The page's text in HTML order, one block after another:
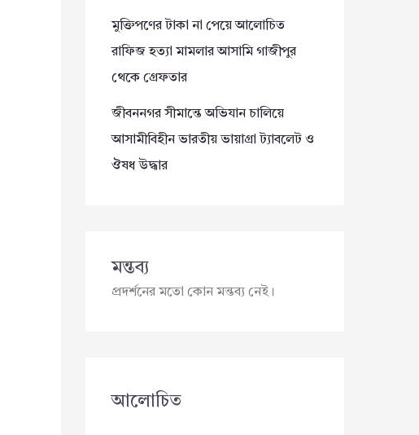
মুক্তিপণের টাকা না পেয়ে আলোচিত
রাফিজ হত্যা মামলার আসামি গাজীপুর
থেকে গ্রেফতার
জীবননগর সীমান্তে অভিযান চালিয়ে
আসামীবিহীন ভারতীয় ভায়াগ্রা ট্যাবলেট ও
ঔষধ উদ্ধার
মন্তব্য
প্রদর্শনের মতো কোন মন্তব্য নেই।
আলোচিত